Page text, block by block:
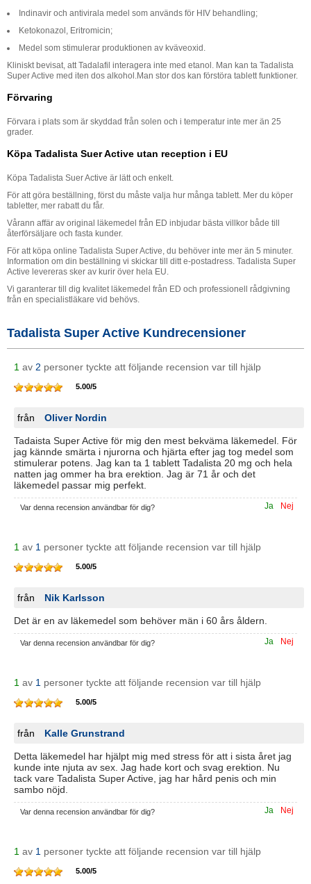
Indinavir och antivirala medel som används för HIV behandling;
Ketokonazol, Eritromicin;
Medel som stimulerar produktionen av kväveoxid.
Kliniskt bevisat, att Tadalafil interagera inte med etanol. Man kan ta Tadalista
Super Active med iten dos alkohol.Man stor dos kan förstöra tablett funktioner.
Förvaring
Förvara i plats som är skyddad från solen och i temperatur inte mer än 25
grader.
Köpa Tadalista Suer Active utan reception i EU
Köpa Tadalista Suer Active är lätt och enkelt.
För att göra beställning, först du måste valja hur många tablett. Mer du köper
tabletter, mer rabatt du får.
Vårann affär av original läkemedel från ED inbjudar bästa villkor både till
återförsäljare och fasta kunder.
För att köpa online Tadalista Super Active, du behöver inte mer än 5 minuter.
Information om din beställning vi skickar till ditt e-postadress. Tadalista Super
Active levereras sker av kurir över hela EU.
Vi garanterar till dig kvalitet läkemedel från ED och professionell rådgivning
från en specialistläkare vid behövs.
Tadalista Super Active Kundrecensioner
1 av 2 personer tyckte att följande recension var till hjälp
5.00/5
från Oliver Nordin
Tadaista Super Active för mig den mest bekväma läkemedel. För
jag kännde smärta i njurorna och hjärta efter jag tog medel som
stimulerar potens. Jag kan ta 1 tablett Tadalista 20 mg och hela
natten jag ommer ha bra erektion. Jag är 71 år och det
läkemedel passar mig perfekt.
Nej
Ja
Var denna recension användbar för dig?
1 av 1 personer tyckte att följande recension var till hjälp
5.00/5
från Nik Karlsson
Det är en av läkemedel som behöver män i 60 års åldern.
Nej
Ja
Var denna recension användbar för dig?
1 av 1 personer tyckte att följande recension var till hjälp
5.00/5
från Kalle Grunstrand
Detta läkemedel har hjälpt mig med stress för att i sista året jag
kunde inte njuta av sex. Jag hade kort och svag erektion. Nu
tack vare Tadalista Super Active, jag har hård penis och min
sambo nöjd.
Nej
Ja
Var denna recension användbar för dig?
1 av 1 personer tyckte att följande recension var till hjälp
5.00/5